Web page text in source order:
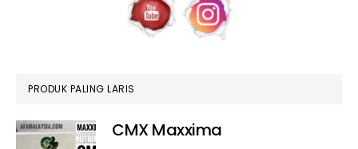
PRODUK PALING LARIS
CMX Maxxima